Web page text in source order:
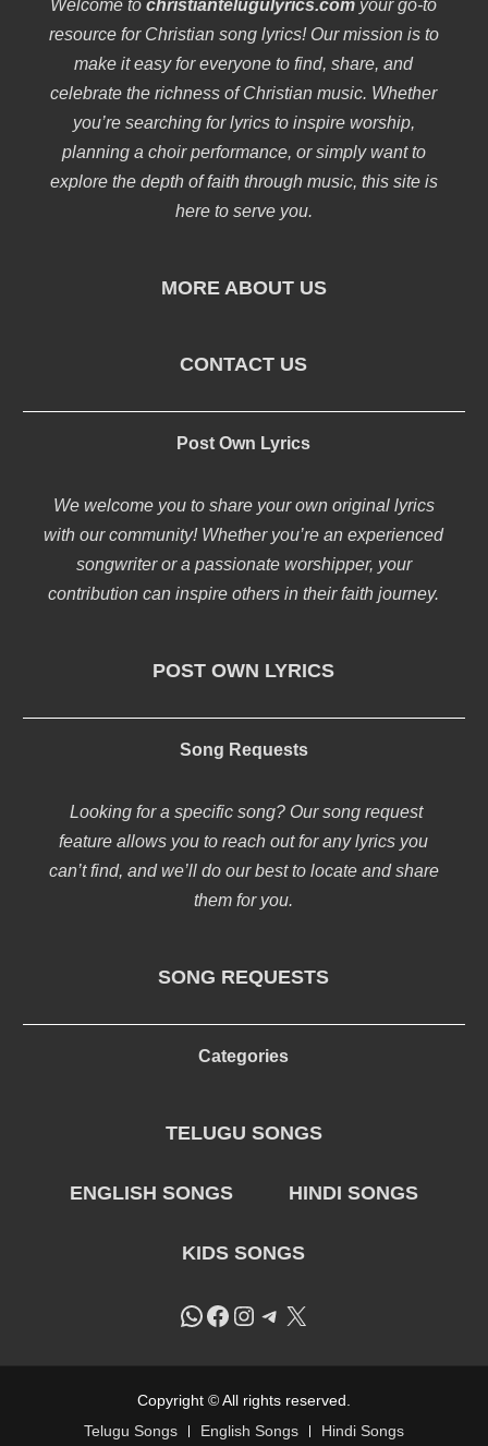
Welcome tochristiantelugulyrics.com your go-to
resource for Christian song lyrics! Our mission is to
make it easy for everyone to find, share, and
celebrate the richness of Christian music. Whether
you’re searching for lyrics to inspire worship,
planning a choir performance, or simply want to
explore the depth of faith through music, this site is
here to serve you.
MORE ABOUT US
CONTACT US
Post Own Lyrics
We welcome you to share your own original lyrics
with our community! Whether you’re an experienced
songwriter or a passionate worshipper, your
contribution can inspire others in their faith journey.
POST OWN LYRICS
Song Requests
Looking for a specific song? Our song request
feature allows you to reach out for any lyrics you
can’t find, and we’ll do our best to locate and share
them for you.
SONG REQUESTS
Categories
TELUGU SONGS
ENGLISH SONGS HINDI SONGS
KIDS SONGS
WhatsApp
Facebook
Instagram
Telegram
X
Copyright © All rights reserved.
Telugu Songs
English Songs Hindi Songs